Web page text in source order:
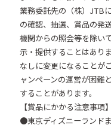
業務委託先の（株）JTB
の確認、抽選、賞品の発
機関からの照会等を除い
示・提供することはあり
なしに変更になることが
ャンペーンの運営が困難
することがあります。
【賞品にかかる注意事
●東京ディズニーランド